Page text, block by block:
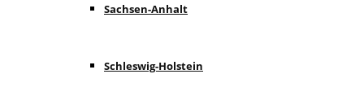
Sachsen-Anhalt
Schleswig-Holstein